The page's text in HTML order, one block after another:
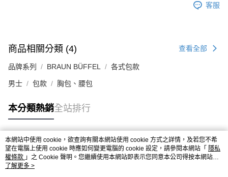
客服
商品相關分類 (4) 查看全部
品牌系列 BRAUN BÜFFEL 各式包款
男士 包款 胸包、腰包
本分類熱銷全站排行
熱門標籤
本網站中使用 cookie，欲查詢有關本網站使用 cookie 方式之詳情，及若您不希
望在電腦上使用 cookie 時應如何變更電腦的 cookie 設定，請參閱本網站「 隱私
權條款 」之 Cookie 聲明。您繼續使用本網站即表示您同意本公司得按本網站使
用條款之 Cookie 聲明使用 cookie。
了解更多 >